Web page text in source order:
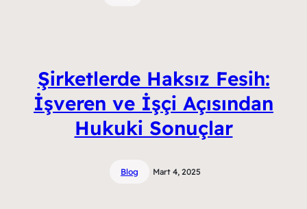
Şirketlerde Haksız Fesih:
İşveren ve İşçi Açısından
Hukuki Sonuçlar
Blog Mart 4, 2025